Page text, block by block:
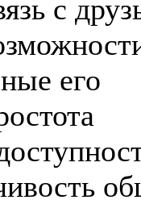
с
его